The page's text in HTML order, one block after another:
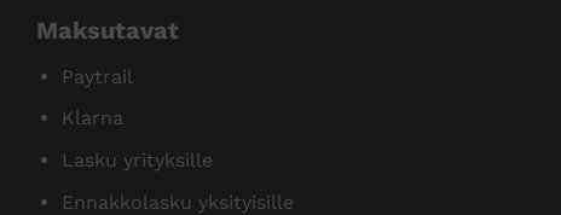
Maksutavat
Paytrail
Klarna
Lasku yrityksille
Ennakkolasku yksityisille